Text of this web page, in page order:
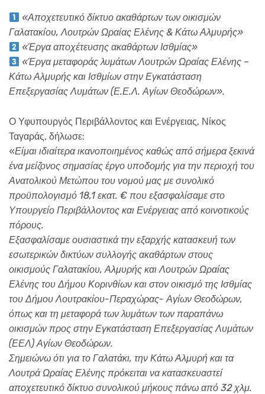
«Αποχετευτικό δίκτυο ακαθάρτων των οικισμών
Γαλατακίου, Λουτρών Ωραίας Ελένης & Κάτω Αλμυρής»
«Έργα αποχέτευσης ακαθάρτων Ισθμίας»
«Έργα μεταφοράς λυμάτων Λουτρών Ωραίας Ελένης –
Κάτω Αλμυρής και Ισθμίων στην Εγκατάσταση
Επεξεργασίας Λυμάτων (Ε.Ε.Λ. Αγίων Θεοδώρων».
Ο Υφυπουργός Περιβάλλοντος και Ενέργειας, Νίκος
Ταγαράς, δήλωσε:
«Είμαι ιδιαίτερα ικανοποιημένος καθώς από σήμερα ξεκινά
ένα μείζονος σημασίας έργο υποδομής για την περιοχή του
Ανατολικού Μετώπου του νομού μας με συνολικό
προϋπολογισμό 18,1 εκατ. € που εξασφαλίσαμε στο
Υπουργείο Περιβάλλοντος και Ενέργειας από κοινοτικούς
πόρους.
Εξασφαλίσαμε ουσιαστικά την εξαρχής κατασκευή των
εσωτερικών δικτύων συλλογής ακαθάρτων στους
οικισμούς Γαλατακίου, Αλμυρής και Λουτρών Ωραίας
Ελένης του Δήμου Κορινθίων και στον οικισμό της Ισθμίας
του Δήμου Λουτρακίου-Περαχώρας- Αγίων Θεοδώρων,
όπως και τη μεταφορά των λυμάτων των παραπάνω
οικισμών προς στην Εγκατάσταση Επεξεργασίας Λυμάτων
(ΕΕΛ) Αγίων Θεοδώρων.
Σημειώνω ότι για το Γαλατάκι, την Κάτω Αλμυρή και τα
Λουτρά Ωραίας Ελένης πρόκειται να κατασκευαστεί
αποχετευτικό δίκτυο συνολικού μήκους πάνω από 32 χλμ.